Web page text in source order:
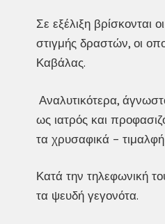
Σε εξέλιξη
στιγμής δραστών, οι
Καβάλας.
Αναλυτικότερα,
ως ιατρός και
τα χρυσαφικά –
Κατά την τηλεφωνική
τα ψευδή γεγονότα.